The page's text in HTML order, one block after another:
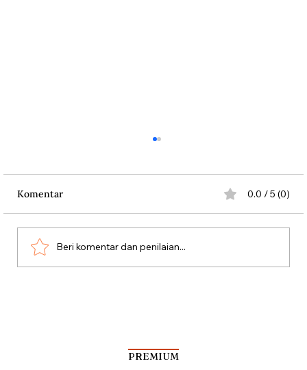
Yang Mati Meninggalkan Buku
Komentar 0.0 / 5 (0)
Beri komentar dan penilaian...
PREMIUM